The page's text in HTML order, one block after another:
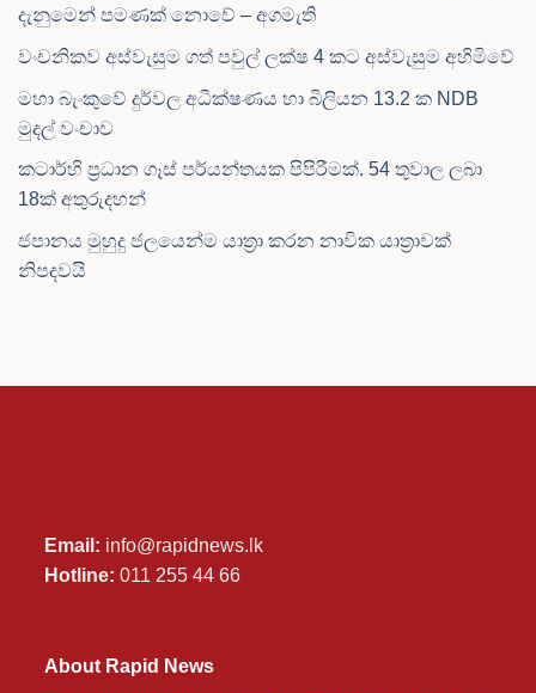
දැනුමෙන් පමණක් නොවේ – අගමැති
වංචනිකව අස්වැසුම ගත් පවුල් ලක්ෂ 4 කට අස්වැසුම අහිමිවේ
මහා බැංකුවේ දුර්වල අධීක්ෂණය හා බිලියන 13.2 ක NDB
මුදල් වංචාව
කටාර්හි ප්‍රධාන ගෑස් පර්යන්තයක පිපිරීමක්. 54 තුවාල ලබා
18ක් අතුරුදහන්
ජපානය මුහුදු ජලයෙන්ම යාත්‍රා කරන නාවික යාත්‍රාවක්
නිපදවයි
Email: info@rapidnews.lk
Hotline: 011 255 44 66
About Rapid News